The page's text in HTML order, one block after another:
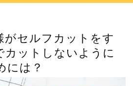
がセルフカットをす
カットしないように
には？